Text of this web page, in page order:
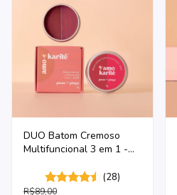
DUO Batom Cremoso
Multifuncional 3 em 1 -
(28)
R$89,00